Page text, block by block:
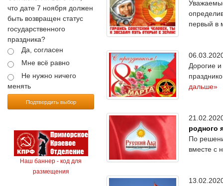
что дате 7 ноября должен
быть возвращен статус
государственного
праздника?
Да, согласен
Мне всё равно
Не нужно ничего
менять
Подтвердить выбор
Наш баннер - код для
размещения
первый в
Дорогие
дальше»
родного
По
вместе с